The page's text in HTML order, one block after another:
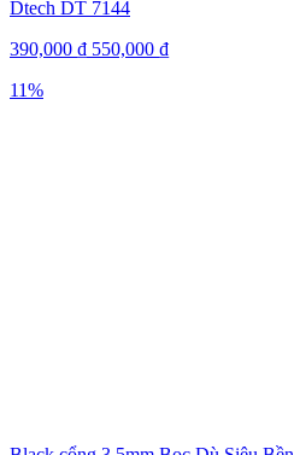
Dtech DT 7144
390,000 ₫ 550,000 ₫
11%